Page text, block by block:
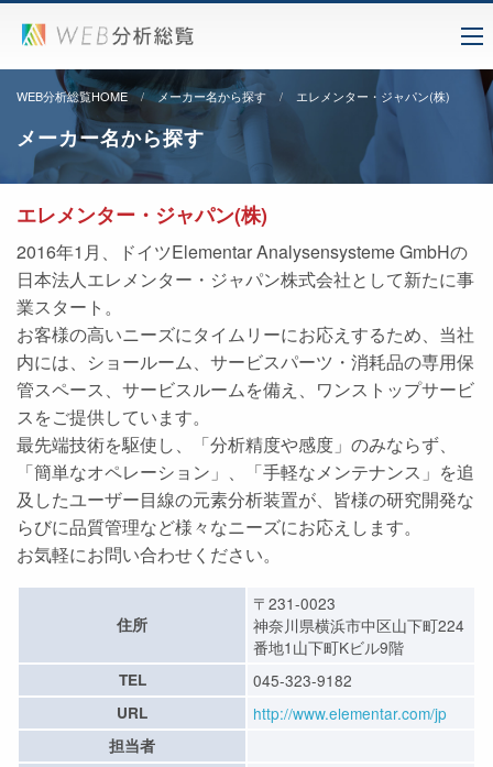
WEB分析総覧HOME メーカー名から探す エレメンター・ジャパン(株)
メーカー名から探す
エレメンター・ジャパン(株)
2016年1月、ドイツElementar Analysensysteme GmbHの
日本法人エレメンター・ジャパン株式会社として新たに事
業スタート。
お客様の高いニーズにタイムリーにお応えするため、当社
内には、ショールーム、サービスパーツ・消耗品の専用保
管スペース、サービスルームを備え、ワンストップサービ
スをご提供しています。
最先端技術を駆使し、「分析精度や感度」のみならず、
「簡単なオペレーション」、「手軽なメンテナンス」を追
及したユーザー目線の元素分析装置が、皆様の研究開発な
らびに品質管理など様々なニーズにお応えします。
お気軽にお問い合わせください。
住所
〒231-0023
神奈川県横浜市中区山下町224
番地1山下町Kビル9階
TEL 045-323-9182
URL http://www.elementar.com/jp
担当者